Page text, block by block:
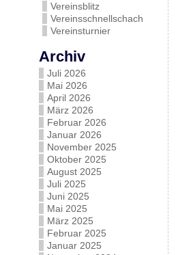
Vereinsblitz
Vereinsschnellschach
Vereinsturnier
Archiv
Juli 2026
Mai 2026
April 2026
März 2026
Februar 2026
Januar 2026
November 2025
Oktober 2025
August 2025
Juli 2025
Juni 2025
Mai 2025
März 2025
Februar 2025
Januar 2025